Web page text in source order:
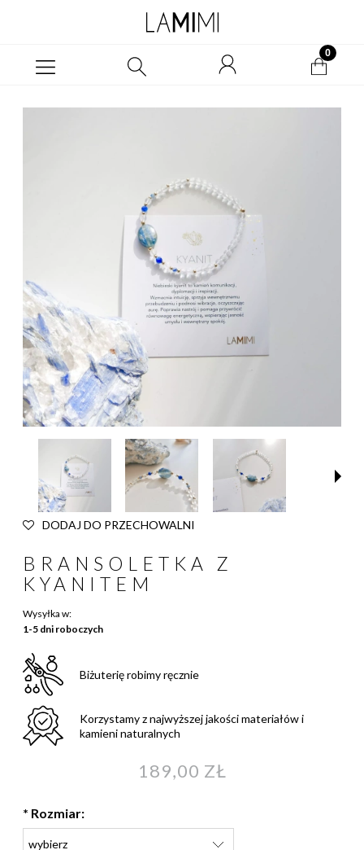
DODAJ DO PRZECHOWALNI
BRANSOLETKA Z
KYANITEM
Wysyłka w:
1-5 dni roboczych
Biżuterię robimy ręcznie
Korzystamy z najwyższej jakości materiałów i
kamieni naturalnych
189,00 ZŁ
* Rozmiar: